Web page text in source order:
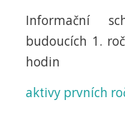
Informační
budoucích 1.
hodin
aktivy prvních